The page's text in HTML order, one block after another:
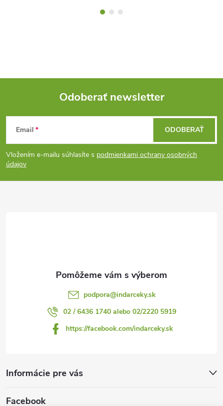
Z
á
p
Odoberať newsletter
Email
Vložením e-mailu súhlasíte s podmienkami ochrany osobných
údajov
ODOBERAŤ
podpora@indarceky.sk
02 / 6436 1740 alebo 02/2220 5919
https://facebook.com/indarceky.sk
Informácie pre vás
Facebook